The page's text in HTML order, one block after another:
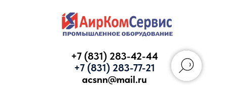
+7 (831) 283-42-44
+7 (831) 283-77-21
acsnn@mail.ru